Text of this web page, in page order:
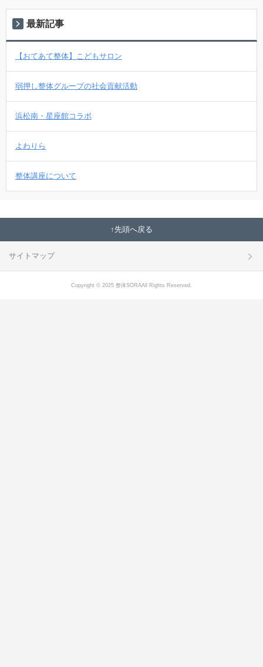
最新記事
【おてあて整体】こどもサロン
弱押し整体グループの社会貢献活動
浜松南・星座館コラボ
よわりら
整体講座について
先頭へ戻る
サイトマップ
Copyright © 2025 整体SORAAll Rights Reserved.